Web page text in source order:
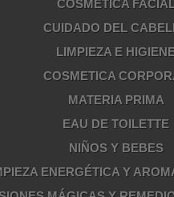
COSMETICA
CUIDADO DEL
LIMPIEZA E
COSMETICA
MATERIA PRIMA
EAU DE TOILETTE
NIÑOS Y BEBES
ENERGÉTICA Y